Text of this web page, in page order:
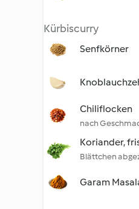
Kürbiscurry
Senfkörner
Chiliflocken
nach
Koriander,
Blättchen
Garam